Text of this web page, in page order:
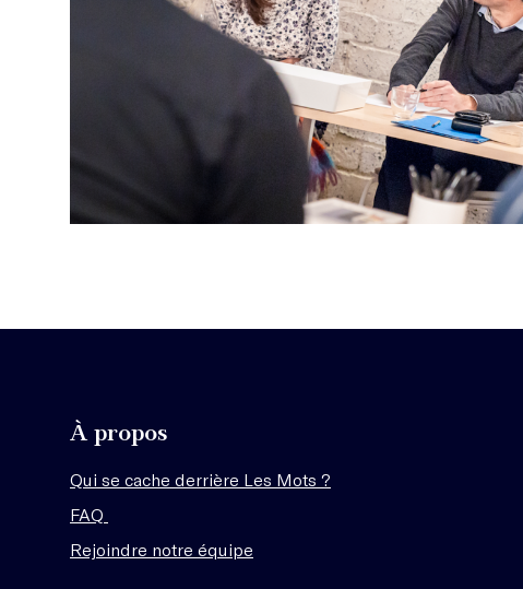
À propos
Qui se cache derrière Les Mots ?
FAQ
Rejoindre notre équipe